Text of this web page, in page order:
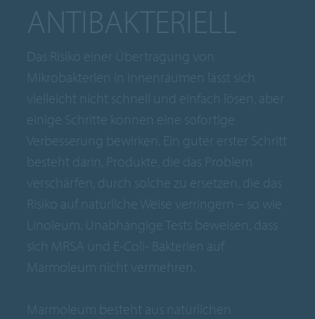
ANTIBAKTERIELL
Das Risiko einer Übertragung von
Mikrobakterien in Innenräumen lässt sich
vielleicht nicht schnell und einfach lösen, aber
einige Schritte können eine sofortige
Verbesserung bewirken. Ein guter erster Schritt
besteht darin, Produkte, die das Problem
verschärfen, durch solche zu ersetzen, die das
Risiko auf natürliche Weise verringern – so wie
Linoleum. Unabhängige Tests beweisen, dass
sich MRSA und E-Coli- Bakterien auf
Marmoleum nicht vermehren.
Marmoleum besteht aus natürlichen